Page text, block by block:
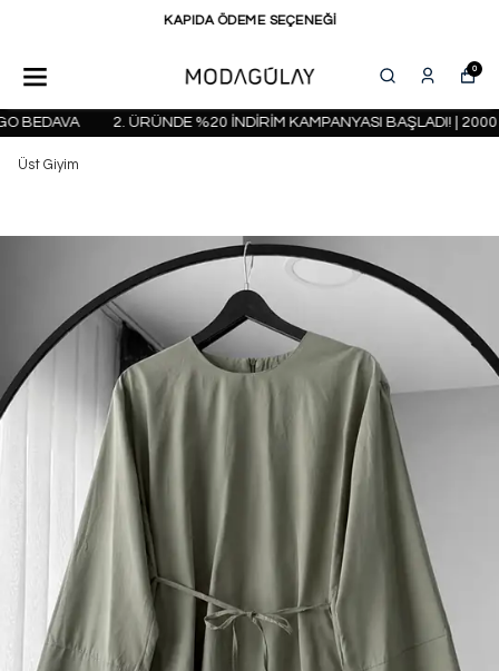
KAPIDA ÖDEME SEÇENEĞİ
0
2. ÜRÜNDE %20 İNDİRİM KAMPANYASI BAŞLADI! | 2000
Üst Giyim